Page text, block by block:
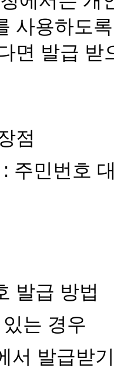
사용하도
면 발급 받
점
주민번호
발급 방법
는 경우
서 발급받